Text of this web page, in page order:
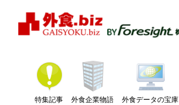
特集記事 外食企業物語 外食データの宝庫